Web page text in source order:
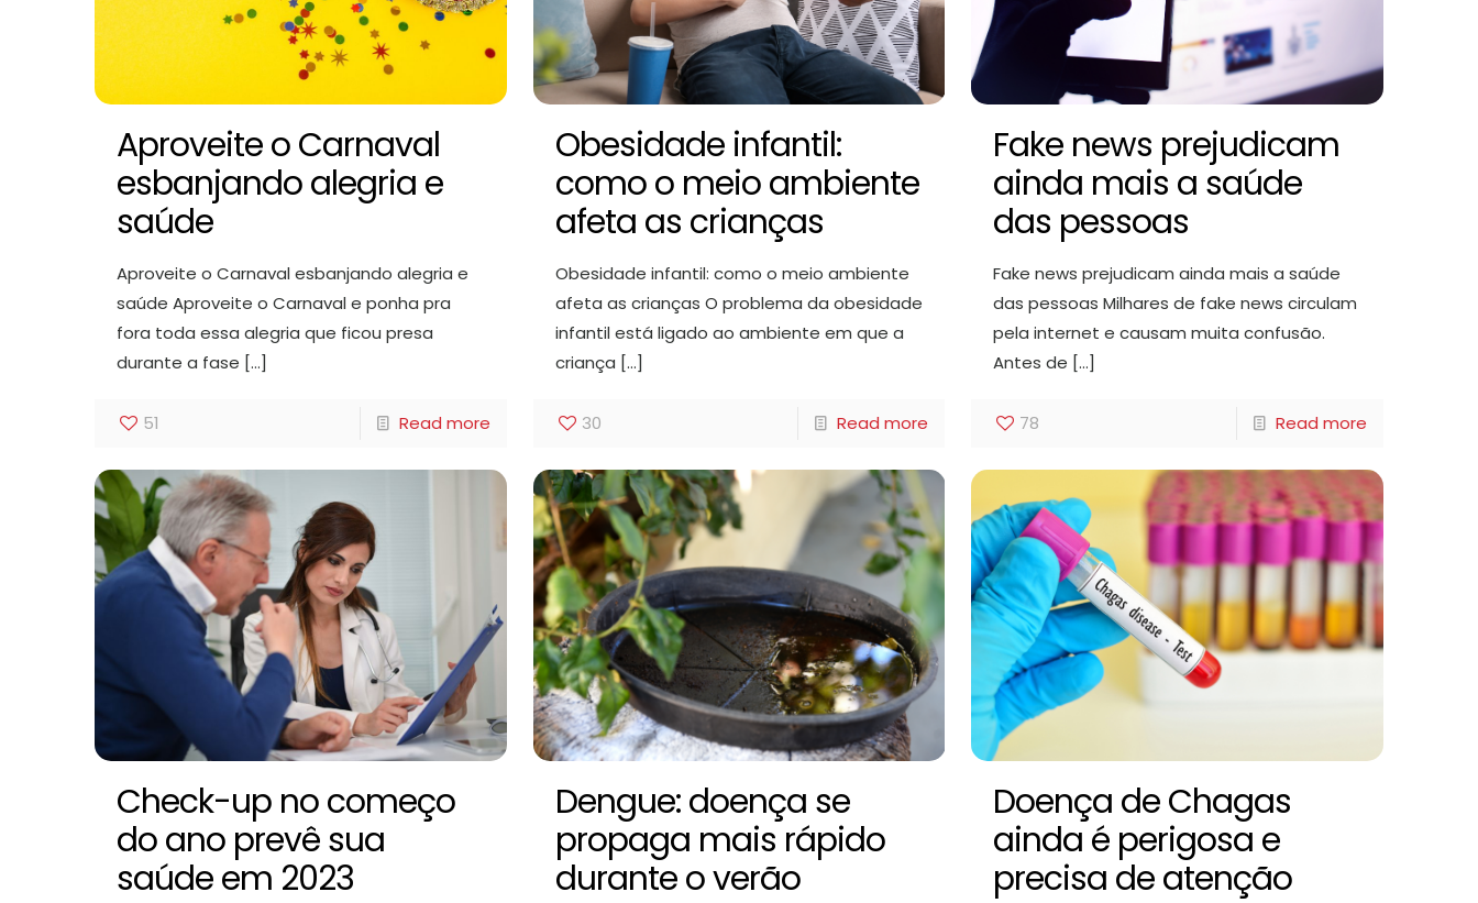
Aproveite o Carnaval
esbanjando alegria e
saúde
Aproveite o Carnaval esbanjando alegria e
saúde Aproveite o Carnaval e ponha pra
fora toda essa alegria que ficou presa
durante a fase […]
51 Read more
Obesidade infantil:
como o meio ambiente
afeta as crianças
Obesidade infantil: como o meio ambiente
afeta as crianças O problema da obesidade
infantil está ligado ao ambiente em que a
criança […]
30 Read more
Fake news prejudicam
ainda mais a saúde
das pessoas
Fake news prejudicam ainda mais a saúde
das pessoas Milhares de fake news circulam
pela internet e causam muita confusão.
Antes de […]
78 Read more
Check-up no começo
do ano prevê sua
saúde em 2023
Dengue: doença se
propaga mais rápido
durante o verão
Doença de Chagas
ainda é perigosa e
precisa de atenção